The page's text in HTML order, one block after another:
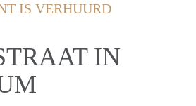
IS VERHUURD
IN